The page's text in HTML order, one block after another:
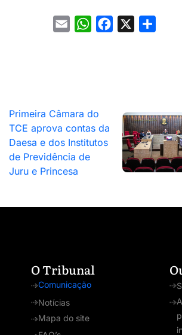
Email WhatsAppFacebook
Primeira Câmara do
TCE aprova contas da
Daesa e dos Institutos
de Previdência de
Juru e Princesa
O Tribunal
Comunicação
Notícias
Mapa do site